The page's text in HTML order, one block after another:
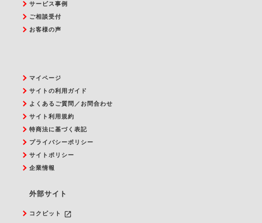
サービス事例
ご相談受付
お客様の声
マイページ
サイトの利用ガイド
よくあるご質問／お問合わせ
サイト利用規約
特商法に基づく表記
プライバシーポリシー
サイトポリシー
企業情報
外部サイト
コクピット
launch